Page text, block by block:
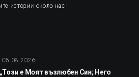
истории около нас!
06.08.2026
„Този е Моят възлюбен Син; Него